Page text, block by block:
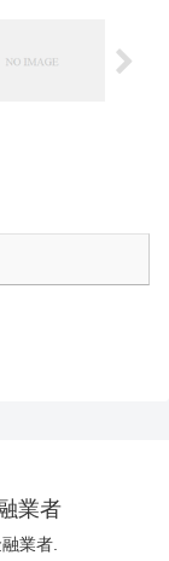
業者
業者.